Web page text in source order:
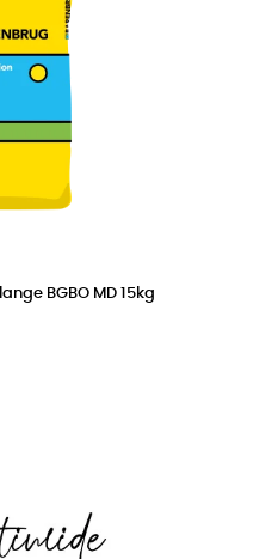
BGBO MD 15kg